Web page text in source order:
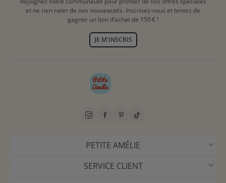
et ne rien rater de nos nouveautés. Inscrivez-vous et tentez de
gagner un bon d’achat de 150 € !
JE M'INSCRIS
PETITE AMÉLIE
SERVICE CLIENT